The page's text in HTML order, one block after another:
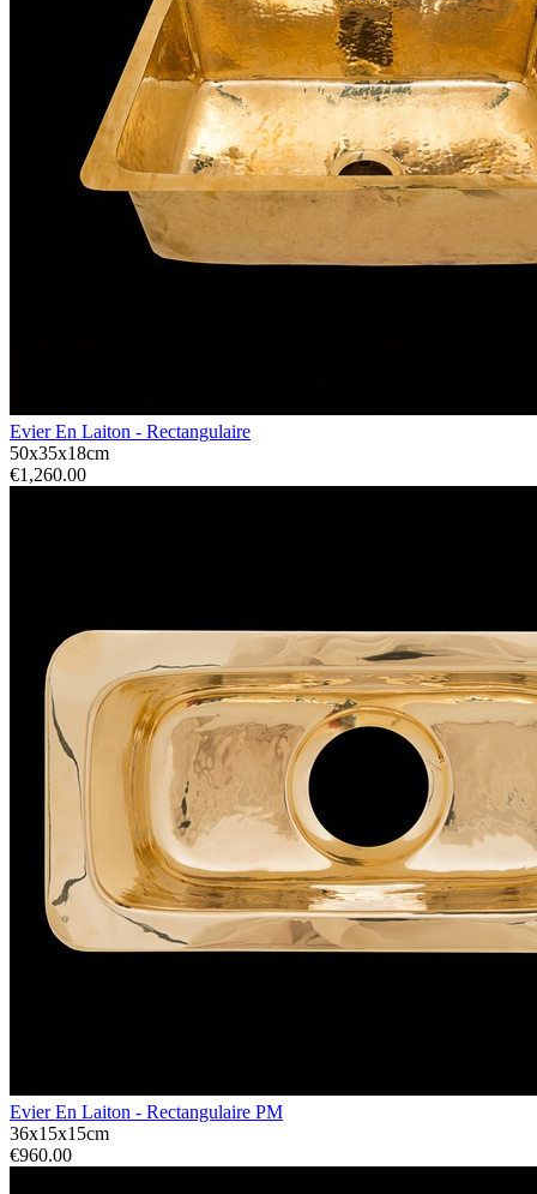
Evier En Laiton - Rectangulaire
50x35x18cm
€1,260.00
Evier En Laiton - Rectangulaire PM
36x15x15cm
€960.00